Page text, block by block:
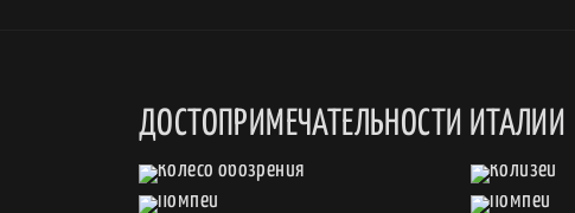
ДОСТОПРИМЕЧАТЕЛЬНОСТИ ИТАЛИИ